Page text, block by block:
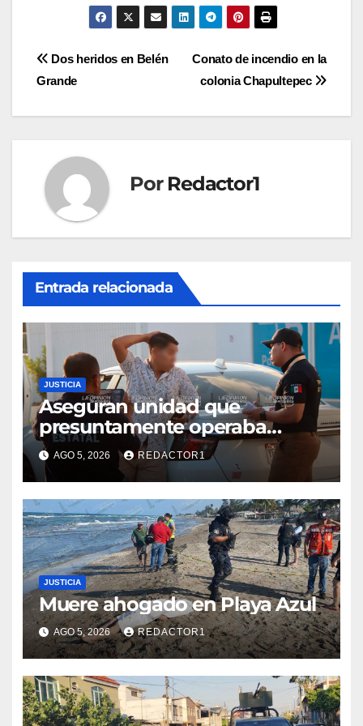
Navegación
Conato de incendio en la
colonia Chapultepec
Dos heridos en Belén
Grande
Por Redactor1
Entrada relacionada
JUSTICIA
Aseguran unidad que
presuntamente operaba
mediante aplicación digital en
operativo de Transporte
Público
AGO 5, 2026 REDACTOR1
JUSTICIA
Muere ahogado en Playa Azul
AGO 5, 2026 REDACTOR1